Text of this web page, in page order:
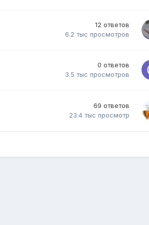
12 ответов
6.2 тыс просмотров
0 ответов
3.5 тыс просмотров
69 ответов
23.4 тыс просмотр